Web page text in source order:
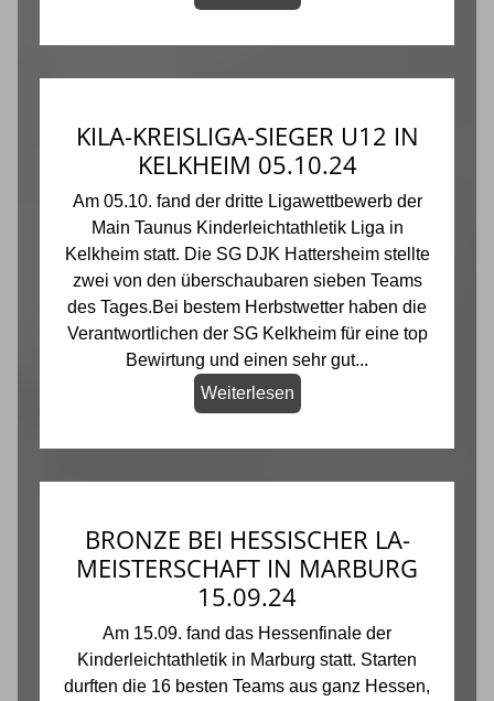
KILA-KREISLIGA-SIEGER U12 IN
KELKHEIM 05.10.24
Am 05.10. fand der dritte Ligawettbewerb der
Main Taunus Kinderleichtathletik Liga in
Kelkheim statt. Die SG DJK Hattersheim stellte
zwei von den überschaubaren sieben Teams
des Tages.Bei bestem Herbstwetter haben die
Verantwortlichen der SG Kelkheim für eine top
Bewirtung und einen sehr gut...
Weiterlesen
BRONZE BEI HESSISCHER LA-
MEISTERSCHAFT IN MARBURG
15.09.24
Am 15.09. fand das Hessenfinale der
Kinderleichtathletik in Marburg statt. Starten
durften die 16 besten Teams aus ganz Hessen,